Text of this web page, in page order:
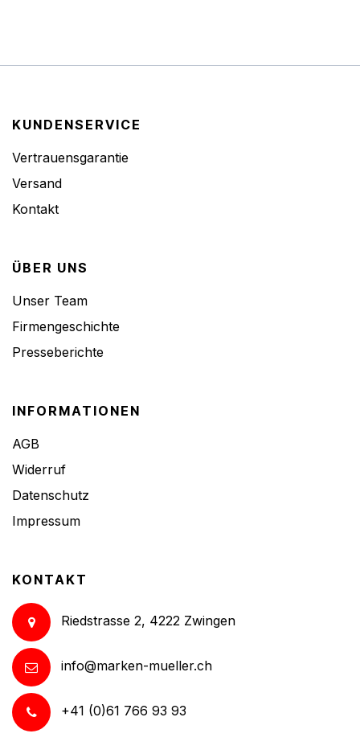
KUNDENSERVICE
Vertrauensgarantie
Versand
Kontakt
ÜBER UNS
Unser Team
Firmengeschichte
Presseberichte
INFORMATIONEN
AGB
Widerruf
Datenschutz
Impressum
KONTAKT
Riedstrasse 2, 4222 Zwingen
info@marken-mueller.ch
+41 (0)61 766 93 93